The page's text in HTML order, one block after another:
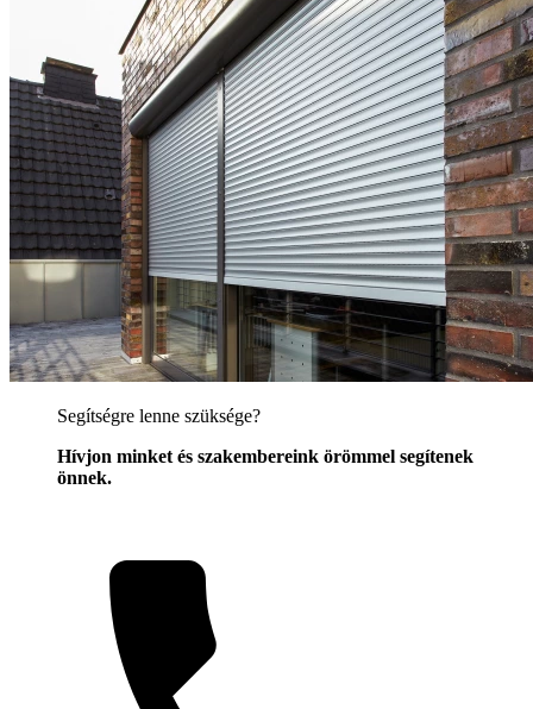
Segítségre lenne szüksége?
Hívjon minket és szakembereink örömmel segítenek
önnek.